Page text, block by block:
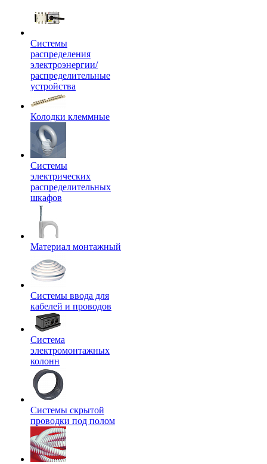
Системы
распределения
электроэнергии/
распределительные
устройства
Колодки клеммные
Системы
электрических
распределительных
шкафов
Материал монтажный
Системы ввода для
кабелей и проводов
Система
электромонтажных
колонн
Системы скрытой
проводки под полом